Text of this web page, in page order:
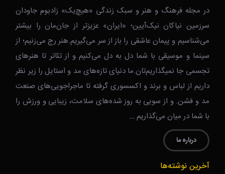
در مجله فرهنگ و هنر و سبک زندگی‌ «هیچ‌یک» زادبوم جاودان
سرزمین نیاکان نیک‌‌‌آیین؛ «ایران» عزیزتر از جان‌مان را بیشتر
می‌شناسیم و پیمان عاشقی را باز از سر می‌گیریم.هنر رج می‌زنیم؛ از
سینما و موسیقی با شما دل به دل می‌کنیم و از تئاتر تا هنرهای
تجسمی جا نمیگذاریم‌تان.ما دنیای تازه‌های مد و استایل را زیر نظر
داریم از لباس و برند و اکسسوری گرفته تا ماجراجویی‌های صنعت
مد و فشن. و از سویی به روز شده‌های سلامت، زیبایی و ورزش را
با شما در میان می‌گذاریم …
درباره ما
آخرین نوشته‌ها